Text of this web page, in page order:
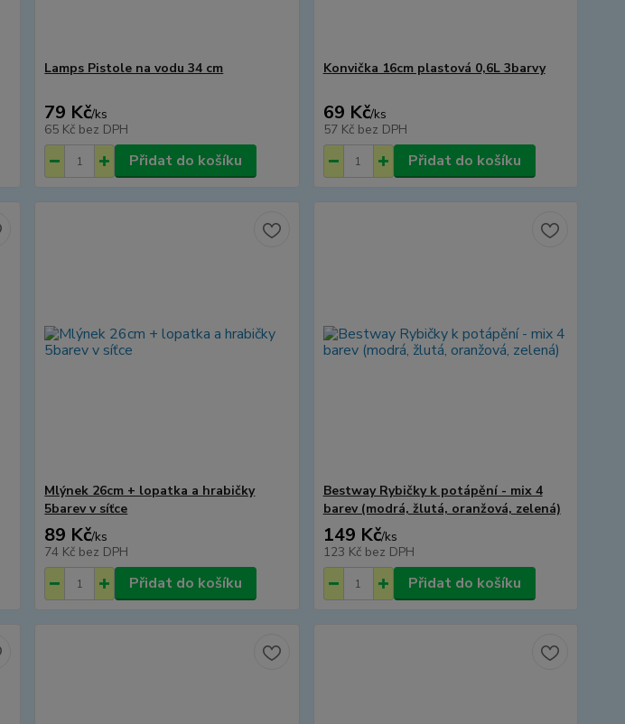
Lamps Pistole na vodu 34 cm
79 Kč/ks
65 Kč bez DPH
Přidat do košíku
Konvička 16cm plastová 0,6L 3barvy
69 Kč/ks
57 Kč bez DPH
Přidat do košíku
Mlýnek 26cm + lopatka a hrabičky
5barev v síťce
89 Kč/ks
74 Kč bez DPH
Přidat do košíku
Bestway Rybičky k potápění - mix 4
barev (modrá, žlutá, oranžová, zelená)
149 Kč/ks
123 Kč bez DPH
Přidat do košíku